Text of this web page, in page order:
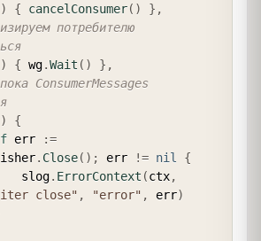
) { cancelConsumer( ) } ,
потребителю
) { wg.Wait ( ) } ,
ConsumerMessages
)
{
err
:=
. Close( ) ; err != nil
{
            slog
. ErrorContext (ctx,
close" , "error" , err)